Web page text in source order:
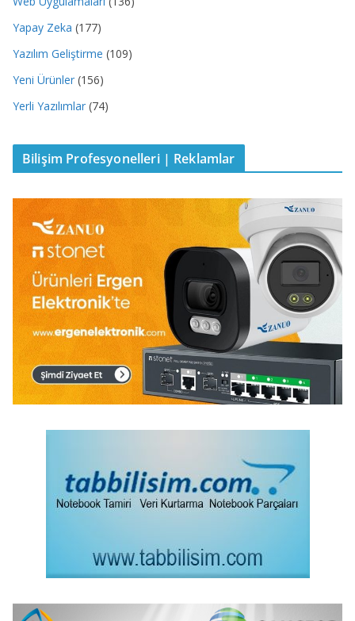
Yapay Zeka (177)
Yazılım Geliştirme (109)
Yeni Ürünler (156)
Yerli Yazılımlar (74)
Bilişim Profesyonelleri | Reklamlar